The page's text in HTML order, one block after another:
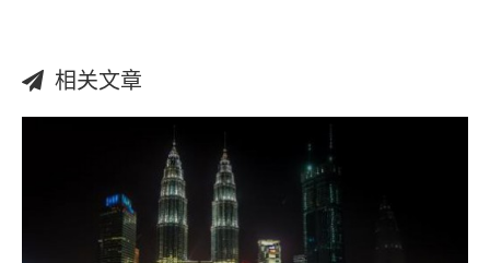
相关文章